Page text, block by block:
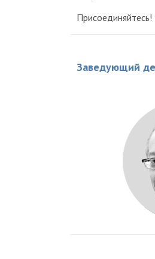
Заведующий